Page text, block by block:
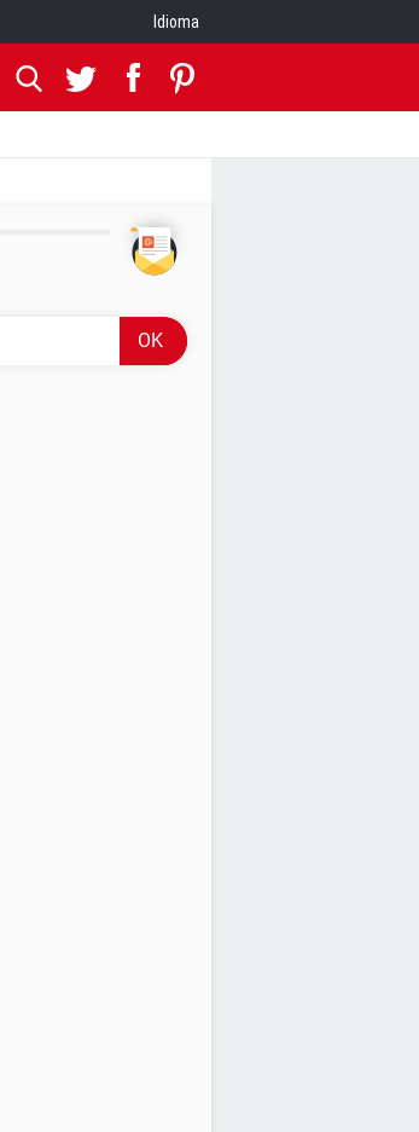
Idioma